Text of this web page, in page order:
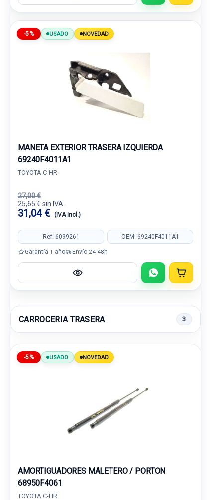
-5% USADO NOVEDAD
MANETA EXTERIOR TRASERA IZQUIERDA
69240F4011A1
TOYOTA C-HR
27,00 €
25,65 € sin IVA.
31,04 € (IVA incl.)
Ref: 6099261 OEM: 69240F4011A1
Garantía 1 año Envío 24-48h
CARROCERIA TRASERA 3
-5% USADO NOVEDAD
AMORTIGUADORES MALETERO / PORTON
68950F4061
TOYOTA C-HR